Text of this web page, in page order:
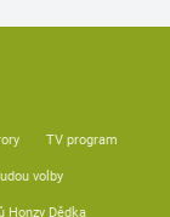
TV program
volby
Honzy Dědka